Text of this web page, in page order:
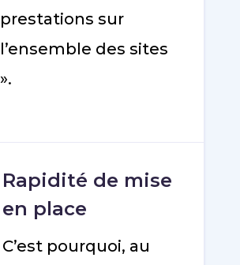
prestations sur
l’ensemble des sites
».
Rapidité de mise
en place
C’est pourquoi, au